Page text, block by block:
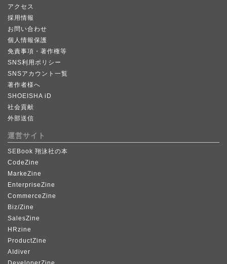
アクセス
採用情報
お問い合わせ
個人情報保護
免責事項・著作権等
SNS利用ポリシー
SNSアカウント一覧
著作者様へ
SHOEISHA iD
社会貢献
外部送信
運営サイト
SEBook 翔泳社の本
CodeZine
MarkeZine
EnterpriseZine
CommerceZine
Biz/Zine
SalesZine
HRzine
ProductZine
AIdiver